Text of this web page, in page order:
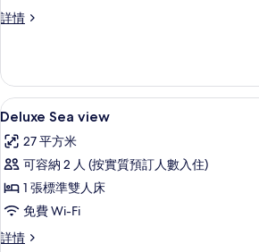
詳情
客
載
入
所
有
Deluxe
Sea
view
意大利
2
Deluxe Sea view
27 平方米
可容納 2 人 (按實質預訂人數入住)
1 張標準雙人床
免費 Wi-Fi
詳情
Deluxe